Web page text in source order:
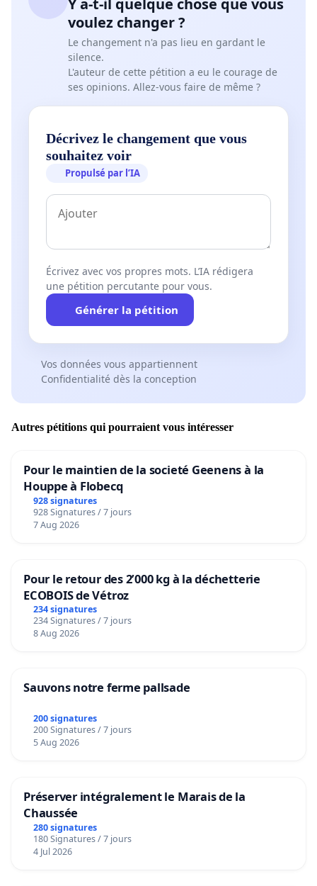
Y a-t-il quelque chose que vous
voulez changer ?
Le changement n'a pas lieu en gardant le
silence.
L'auteur de cette pétition a eu le courage de
ses opinions. Allez-vous faire de même ?
Décrivez le changement que vous
souhaitez voir
Propulsé par l’IA
Écrivez avec vos propres mots. L’IA rédigera
une pétition percutante pour vous.
Générer la pétition
Vos données vous appartiennent
Confidentialité dès la conception
Autres pétitions qui pourraient vous intéresser
Pour le maintien de la societé Geenens à la
Houppe à Flobecq
928 signatures
928 Signatures / 7 jours
7 Aug 2026
Pour le retour des 2’000 kg à la déchetterie
ECOBOIS de Vétroz
234 signatures
234 Signatures / 7 jours
8 Aug 2026
Sauvons notre ferme pallsade
200 signatures
200 Signatures / 7 jours
5 Aug 2026
Préserver intégralement le Marais de la
Chaussée
280 signatures
180 Signatures / 7 jours
4 Jul 2026